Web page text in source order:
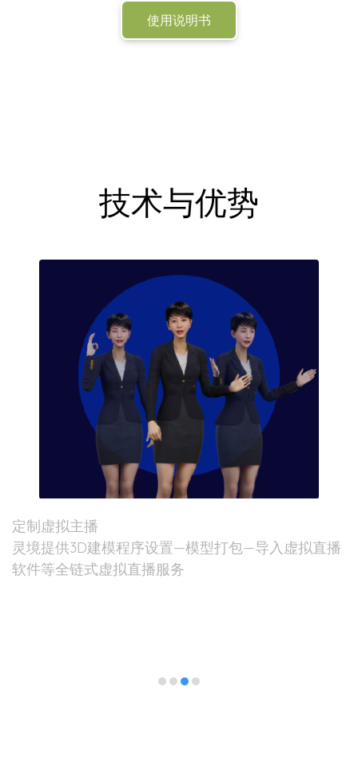
使用说明书
技术与优势
定制虚拟主播
灵境提供3D建模程序设置—模型打包—导入虚拟直播
软件等全链式虚拟直播服务